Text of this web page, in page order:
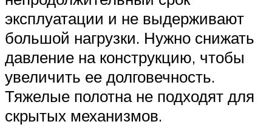
эксплуатации и не выдерживают
большой нагрузки. Нужно снижать
давление на конструкцию, чтобы
увеличить ее долговечность.
Тяжелые полотна не подходят для
скрытых механизмов.